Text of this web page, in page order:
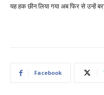
यह हक छीन लिया गया अब फिर से उन्हें
Facebook